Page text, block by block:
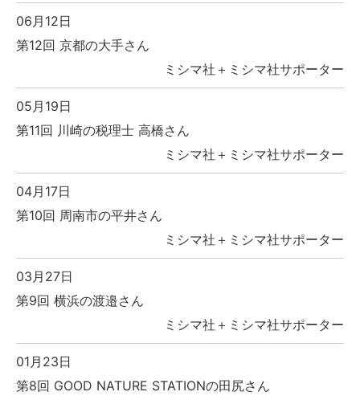
06月12日
第12回 京都の大手さん
ミシマ社＋ミシマ社サポーター
05月19日
第11回 川崎の税理士 高橋さん
ミシマ社＋ミシマ社サポーター
04月17日
第10回 周南市の平井さん
ミシマ社＋ミシマ社サポーター
03月27日
第9回 横浜の渡邉さん
ミシマ社＋ミシマ社サポーター
01月23日
第8回 GOOD NATURE STATIONの田尻さん